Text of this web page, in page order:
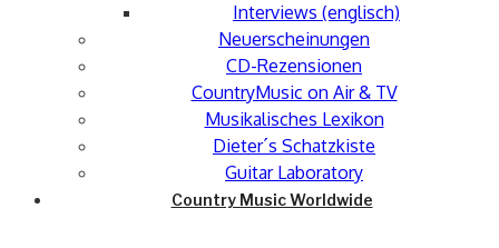
Interviews (englisch)
Neuerscheinungen
CD-Rezensionen
CountryMusic on Air & TV
Musikalisches Lexikon
Dieter´s Schatzkiste
Guitar Laboratory
Country Music Worldwide